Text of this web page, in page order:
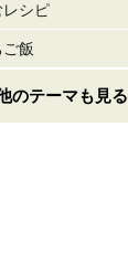
レシピ
飯
のテーマも見る